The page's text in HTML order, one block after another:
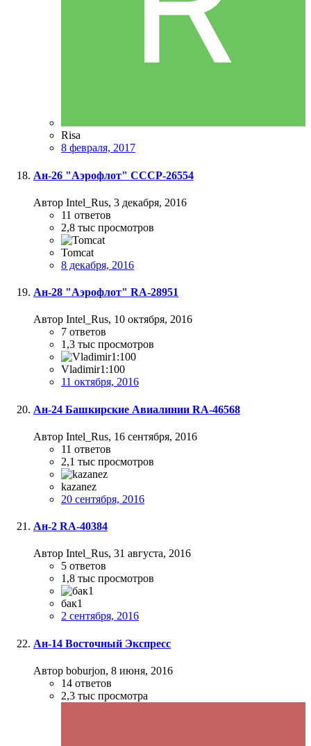
Risa
8 февраля, 2017
Ан-26 "Аэрофлот" СССР-26554
Автор Intel_Rus, 3 декабря, 2016
11 ответов
2,8 тыс просмотров
Tomcat
8 декабря, 2016
Ан-28 "Аэрофлот" RA-28951
Автор Intel_Rus, 10 октября, 2016
7 ответов
1,3 тыс просмотров
Vladimir1:100
11 октября, 2016
Ан-24 Башкирские Авиалинии RA-46568
Автор Intel_Rus, 16 сентября, 2016
11 ответов
2,1 тыс просмотров
kazanez
20 сентября, 2016
Ан-2 RA-40384
Автор Intel_Rus, 31 августа, 2016
5 ответов
1,8 тыс просмотров
бак1
2 сентября, 2016
Ан-14 Восточный Экспресс
Автор boburjon, 8 июня, 2016
14 ответов
2,3 тыс просмотра